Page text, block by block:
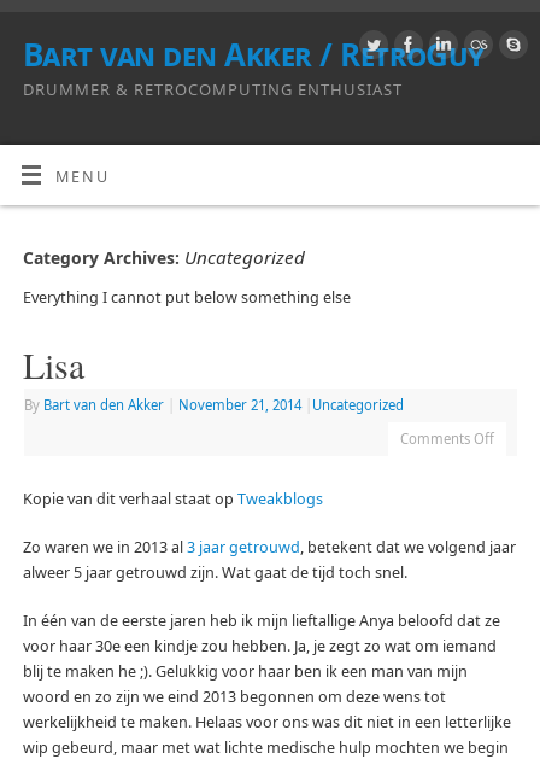
Bart van den Akker / RetroGuy
DRUMMER & RETROCOMPUTING ENTHUSIAST
MENU
Category Archives: Uncategorized
Everything I cannot put below something else
Lisa
By Bart van den Akker November 21, 2014
Uncategorized
Comments Off
Kopie van dit verhaal staat op Tweakblogs
Zo waren we in 2013 al3 jaar getrouwd, betekent dat we volgend jaar
alweer 5 jaar getrouwd zijn. Wat gaat de tijd toch snel.
In één van de eerste jaren heb ik mijn lieftallige Anya beloofd dat ze
voor haar 30e een kindje zou hebben. Ja, je zegt zo wat om iemand
blij te maken he ;). Gelukkig voor haar ben ik een man van mijn
woord en zo zijn we eind 2013 begonnen om deze wens tot
werkelijkheid te maken. Helaas voor ons was dit niet in een letterlijke
wip gebeurd, maar met wat lichte medische hulp mochten we begin